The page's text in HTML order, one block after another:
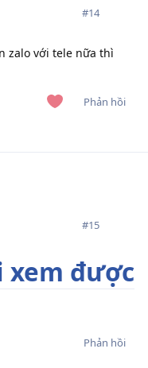
#14
zalo với tele nữa thì
Phản hồi
#15
xem được
Phản hồi